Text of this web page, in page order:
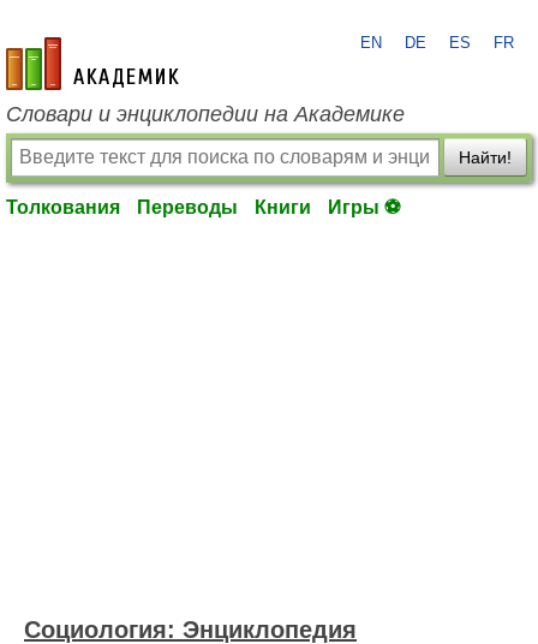
academic.ru
EN DE ES FR
Словари и энциклопедии на Академике
Найти!
Толкования Переводы Книги Игры ⚽
Социология: Энциклопедия